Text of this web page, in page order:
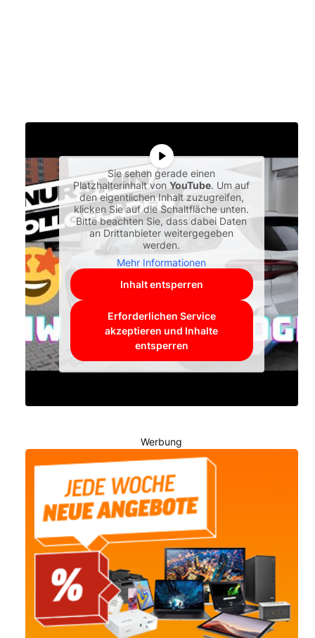
Sie sehen gerade einen
Platzhalterinhalt vonYouTube. Um auf
den eigentlichen Inhalt zuzugreifen,
klicken Sie auf die Schaltfläche unten.
Bitte beachten Sie, dass dabei Daten
an Drittanbieter weitergegeben
werden.
Mehr Informationen
Inhalt entsperren
Erforderlichen Service
akzeptieren und Inhalte
entsperren
Werbung